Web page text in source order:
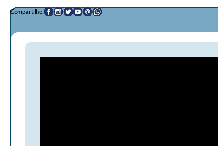
Compartilhe: